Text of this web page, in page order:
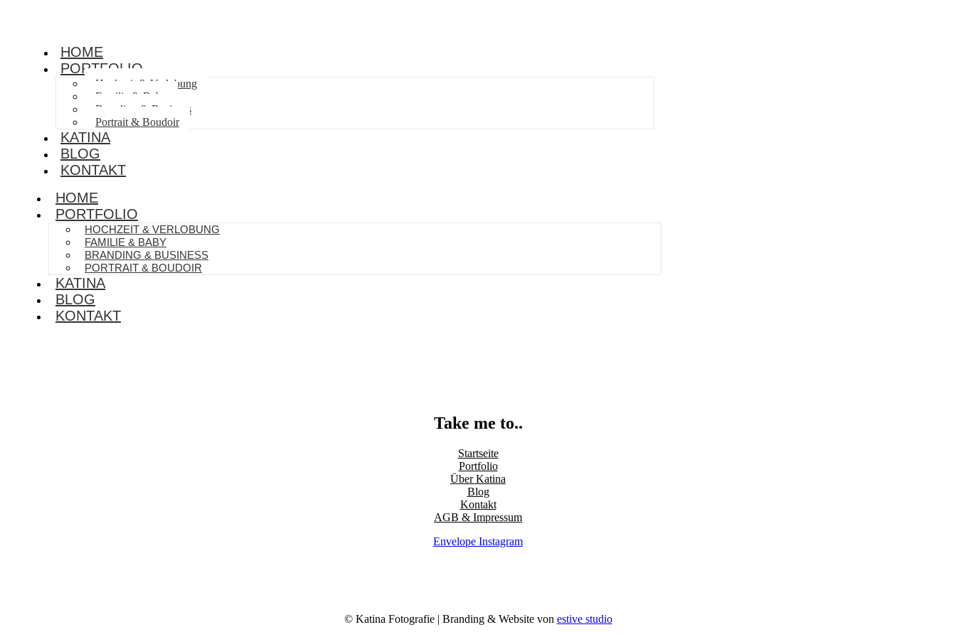
HOME
PORTFOLIO
Hochzeit & Verlobung
Familie & Baby
Branding & Business
Portrait & Boudoir
KATINA
BLOG
KONTAKT
HOME
PORTFOLIO
HOCHZEIT & VERLOBUNG
FAMILIE & BABY
BRANDING & BUSINESS
PORTRAIT & BOUDOIR
KATINA
BLOG
KONTAKT
Take me to..
Startseite
Portfolio
Über Katina
Blog
Kontakt
AGB & Impressum
Envelope Instagram
© Katina Fotografie | Branding & Website von estive studio